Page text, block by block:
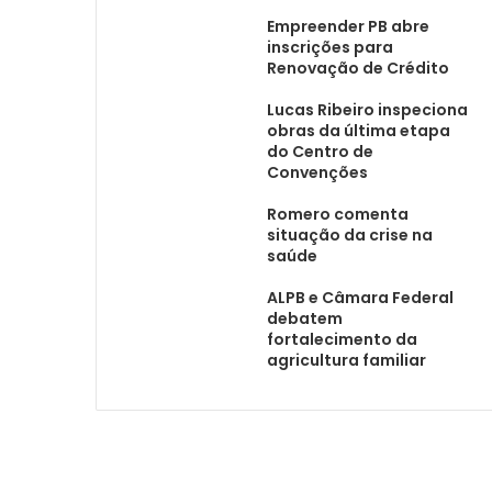
Empreender PB abre
inscrições para
Renovação de Crédito
Lucas Ribeiro inspeciona
obras da última etapa
do Centro de
Convenções
Romero comenta
situação da crise na
saúde
ALPB e Câmara Federal
debatem
fortalecimento da
agricultura familiar